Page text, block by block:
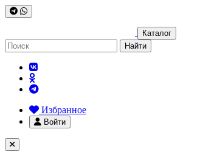
Каталог
Найти
Избранное
Войти